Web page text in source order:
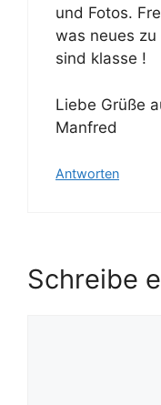
und Fotos.
was neues
sind klasse !
Liebe Grüße
Manfred
Antworten
Schreibe